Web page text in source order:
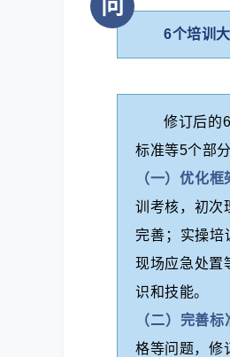
问
6个培训
修订后的
标准等5个部
（一）优化
训考核，初次
完善；实操培
现场应急处置
识和技能。
（二）完善
格等问题，修